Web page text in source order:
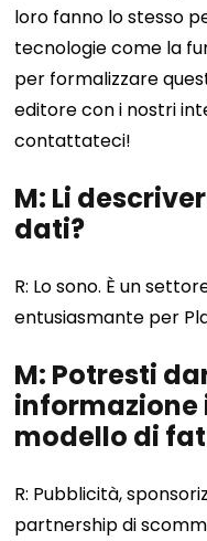
loro fanno lo stesso
tecnologie come la
per formalizzare
editore con i nostri
contattateci!
M: Li
dati?
R: Lo sono. È un
entusiasmante per
M: Potresti
informazione
modello di
R: Pubblicità,
partnership di